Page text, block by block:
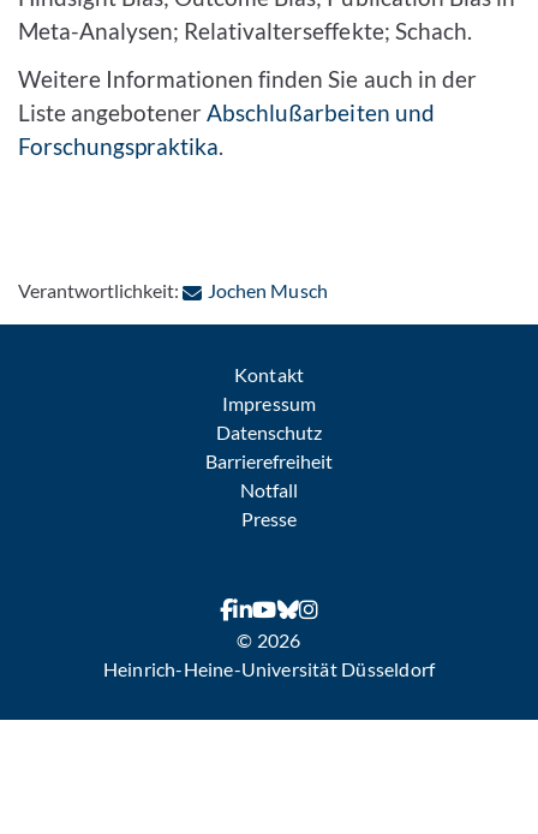
Meta-Analysen; Relativalterseffekte; Schach.
Weitere Informationen finden Sie auch in der
Liste angebotener Abschlußarbeiten und
Forschungspraktika
Verantwortlichkeit: Jochen Musch: Per E-Mail kontaktieren
Kontakt
Impressum
Datenschutz
Barrierefreiheit
Notfall
Presse
© 2026
Heinrich-Heine-Universität Düsseldorf